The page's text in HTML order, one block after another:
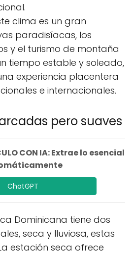
clima es un gran
paradisíacas, los
y el turismo de montaña
tiempo estable y soleado,
experiencia placentera
e internacionales.
pero suaves
CON IA: Extrae lo esencial
ChatGPT
Dominicana tiene dos
seca y lluviosa, estas
estación seca ofrece